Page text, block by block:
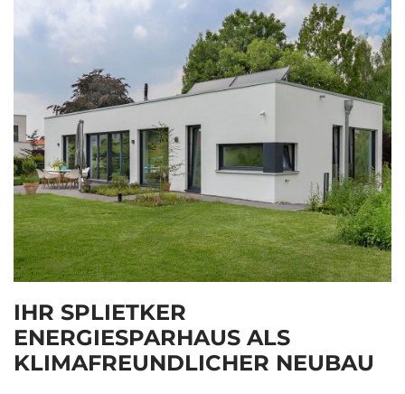
IHR SPLIETKER
ENERGIESPARHAUS ALS
KLIMAFREUNDLICHER NEUBAU